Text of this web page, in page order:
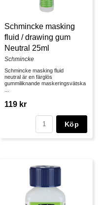
Schmincke masking
fluid / drawing gum
Neutral 25ml
Schmincke
Schmincke masking fluid
neutral är en färglös
gummiliknande maskeringsvätska
119 kr
Köp